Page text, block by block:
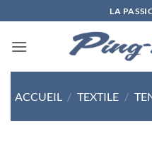
au
contenu
LA
ACCUEIL / TEXTILE /